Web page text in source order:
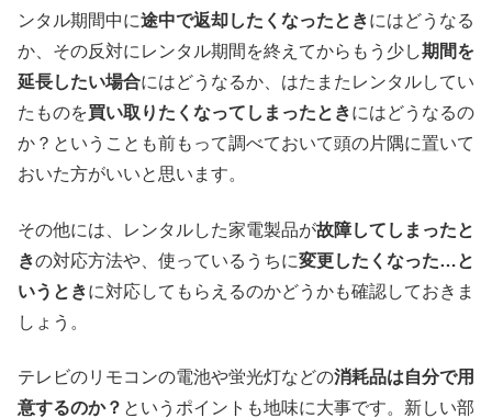
ンタル期間中に途中で返却したくなったときにはどうなる
か、その反対にレンタル期間を終えてからもう少し期間を
延長したい場合にはどうなるか、はたまたレンタルしてい
たものを買い取りたくなってしまったときにはどうなるの
か？ということも前もって調べておいて頭の片隅に置いて
おいた方がいいと思います。
その他には、レンタルした家電製品が故障してしまったと
きの対応方法や、使っているうちに変更したくなった…と
いうときに対応してもらえるのかどうかも確認しておきま
しょう。
テレビのリモコンの電池や蛍光灯などの消耗品は自分で用
意するのか？ というポイントも地味に大事です。新しい部